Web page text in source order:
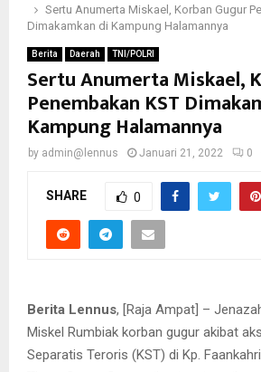
Sertu Anumerta Miskael, Korban Gugur
Dimakamkan di Kampung Halamannya
Berita Daerah TNI/POLRI
Sertu Anumerta Miskael,
Penembakan KST
Kampung Halamannya
by admin@lennus Januari 21, 2022 0
SHARE 0
Berita Lennus, [Raja Ampat] –
Miskel Rumbiak korban gugur akibat
Separatis Teroris (KST) di Kp.